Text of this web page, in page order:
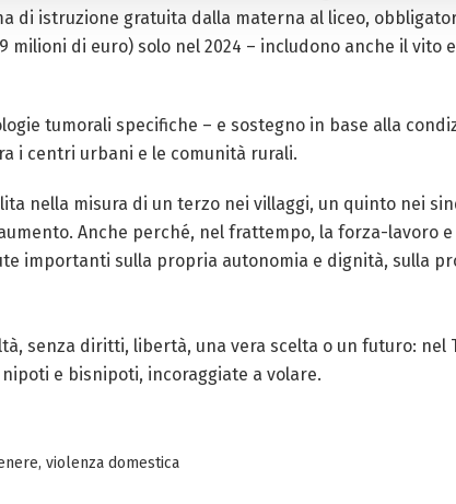
di istruzione gratuita dalla materna al liceo,
di euro) solo nel 2024 – includono anche il vito
tumorali specifiche – e sostegno in base alla
i centri urbani e le comunità rurali.
nella misura di un terzo nei villaggi, un quinto nei
Anche perché, nel frattempo, la forza-lavoro
importanti sulla propria autonomia e dignità, sulla
senza diritti, libertà, una vera scelta o un futuro: nel
e bisnipoti, incoraggiate a volare.
, violenza domestica